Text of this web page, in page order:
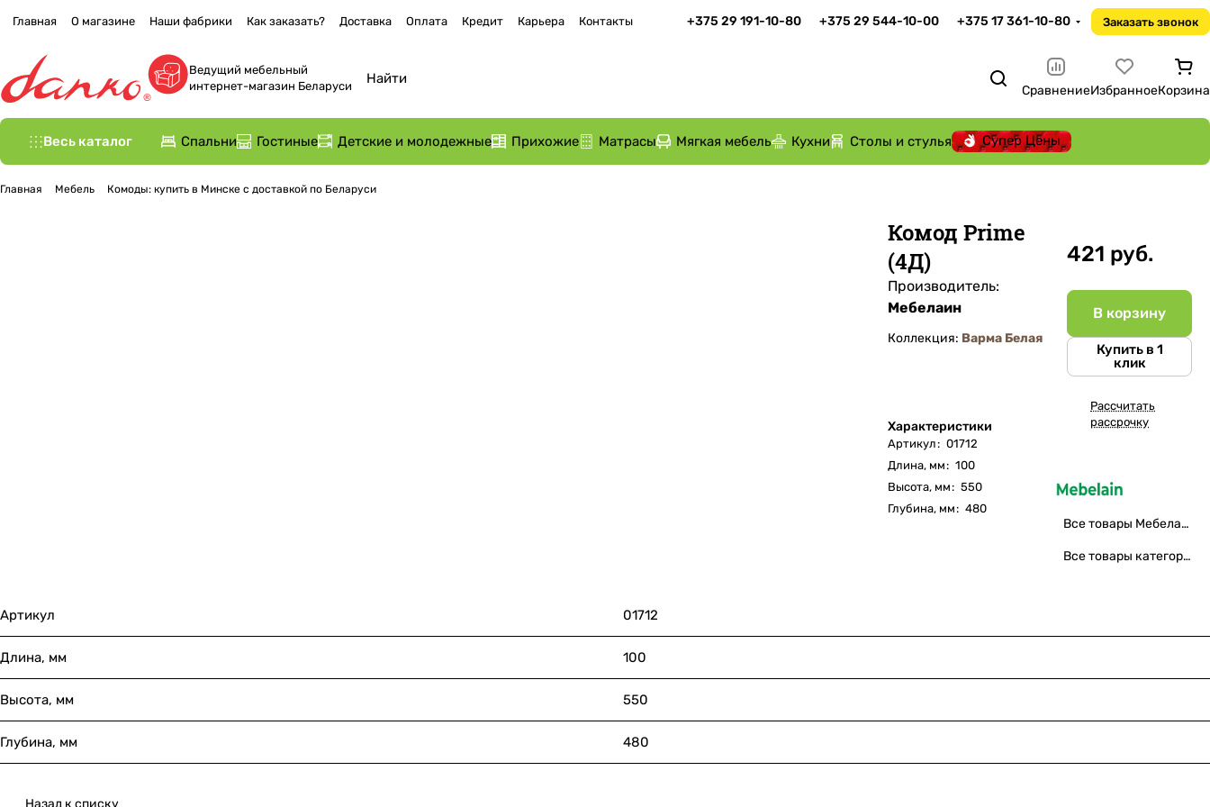
Главная О магазине Наши фабрики Как заказать? Доставка Оплата Кредит Карьера Контакты +375 29 191-10-80 +375 29 544-10-00 +375 17 361-10-80 Заказать звонок
Ведущий мебельный
интернет-магазин Беларуси
СравнениеИзбранноеКорзина
Весь каталог Спальни Гостиные Детские и молодежные Прихожие Матрасы Мягкая мебель Кухни Столы и стулья Супер Цены
Главная Мебель Комоды: купить в Минске с доставкой по Беларуси
Комод Prime
(4Д)
Производитель:
Мебелаин
Коллекция: Варма Белая
Характеристики
Артикул: 01712
Длина, мм: 100
Высота, мм: 550
Глубина, мм: 480
421 руб.
В корзину
Купить в 1
клик
Рассчитать
рассрочку
Все товары Мебелаин
Все товары категории
Артикул 01712
Длина, мм 100
Высота, мм 550
Глубина, мм 480
Назад к списку